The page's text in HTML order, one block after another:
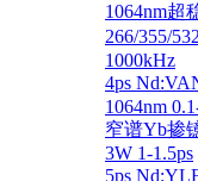
1064nm超
266/355/
1000kHz
4ps
1064nm
窄谱Yb掺
3W 1-1.5ps
5ps